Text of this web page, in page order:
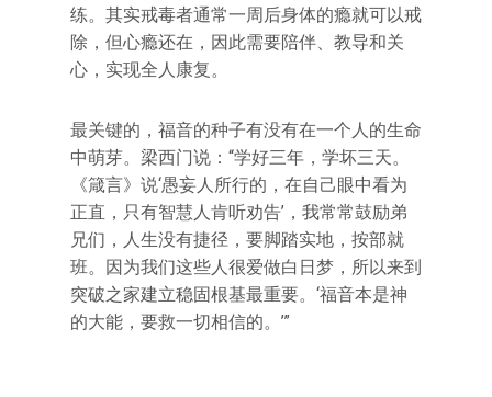
练。其实戒毒者通常一周后身体的瘾就可以戒
除，但心瘾还在，因此需要陪伴、教导和关
心，实现全人康复。
最关键的，福音的种子有没有在一个人的生命
中萌芽。梁西门说：“学好三年，学坏三天。
《箴言》说‘愚妄人所行的，在自己眼中看为
正直，只有智慧人肯听劝告’，我常常鼓励弟
兄们，人生没有捷径，要脚踏实地，按部就
班。因为我们这些人很爱做白日梦，所以来到
突破之家建立稳固根基最重要。‘福音本是神
的大能，要救一切相信的。’”